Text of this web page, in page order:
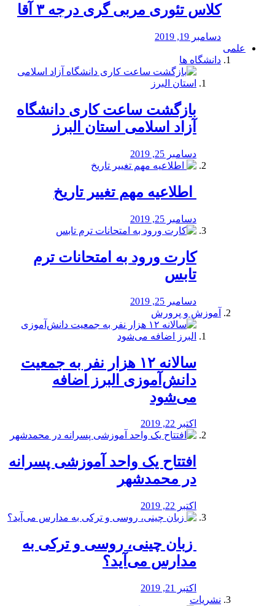
کلاس تئوری مربی گری درجه ۳ آقا
دسامبر 19, 2019
علمی
دانشگاه ها
بازگشت ساعت کاری دانشگاه
آزاد اسلامی استان البرز
دسامبر 25, 2019
️ اطلاعیه مهم تغییر تاریخ
دسامبر 25, 2019
کارت ورود به امتحانات ترم
تابس
دسامبر 25, 2019
آموزش و پرورش
️سالانه ۱۲ هزار نفر به جمعیت
دانش‌آموزی البرز اضافه
می‌شود
اکتبر 22, 2019
افتتاح یک واحد آموزشی پسرانه
در محمدشهر
اکتبر 22, 2019
️ زبان چینی، روسی و ترکی به
مدارس می‌آید؟
اکتبر 21, 2019
نشریات